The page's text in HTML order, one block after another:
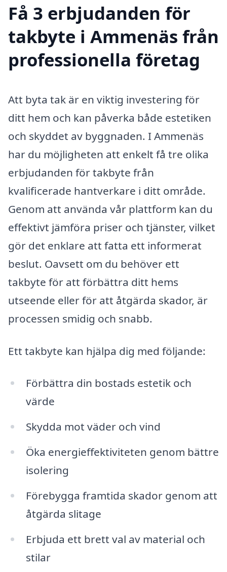
Få 3 erbjudanden för
takbyte i Ammenäs från
professionella företag
Att byta tak är en viktig investering för
ditt hem och kan påverka både estetiken
och skyddet av byggnaden. I Ammenäs
har du möjligheten att enkelt få tre olika
erbjudanden för takbyte från
kvalificerade hantverkare i ditt område.
Genom att använda vår plattform kan du
effektivt jämföra priser och tjänster, vilket
gör det enklare att fatta ett informerat
beslut. Oavsett om du behöver ett
takbyte för att förbättra ditt hems
utseende eller för att åtgärda skador, är
processen smidig och snabb.
Ett takbyte kan hjälpa dig med följande:
Förbättra din bostads estetik och
värde
Skydda mot väder och vind
Öka energieffektiviteten genom bättre
isolering
Förebygga framtida skador genom att
åtgärda slitage
Erbjuda ett brett val av material och
stilar